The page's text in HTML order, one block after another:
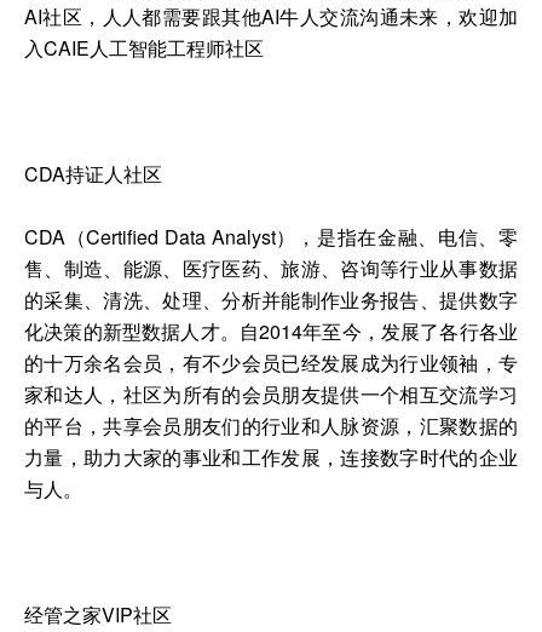
AI社区，人人都需要跟其他AI牛人交流沟通未来，欢迎加
入CAIE人工智能工程师社区
CDA持证人社区
CDA（Certified Data Analyst），是指在金融、电信、零
售、制造、能源、医疗医药、旅游、咨询等行业从事数据
的采集、清洗、处理、分析并能制作业务报告、提供数字
化决策的新型数据人才。自2014年至今，发展了各行各业
的十万余名会员，有不少会员已经发展成为行业领袖，专
家和达人，社区为所有的会员朋友提供一个相互交流学习
的平台，共享会员朋友们的行业和人脉资源，汇聚数据的
力量，助力大家的事业和工作发展，连接数字时代的企业
与人。
经管之家VIP社区